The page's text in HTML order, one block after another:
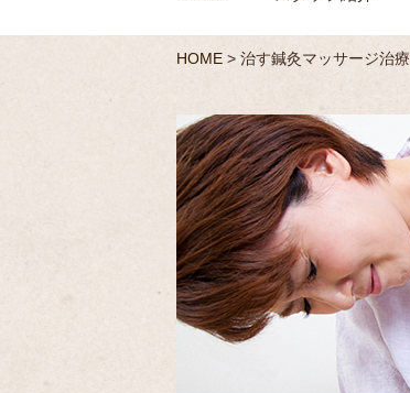
HOME > 治す鍼灸マッサージ治療